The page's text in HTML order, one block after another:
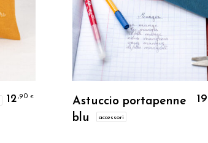
12,90 €
Astuccio portapenne
blu
accessori
19